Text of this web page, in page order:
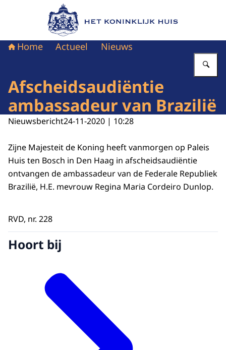
Naar de homepage van Het Koninklijk Huis
Home Actueel Nieuws
Afscheidsaudiëntie
ambassadeur van Brazilië
Nieuwsbericht24-11-2020 | 10:28
Zijne Majesteit de Koning heeft vanmorgen op Paleis
Huis ten Bosch in Den Haag in afscheidsaudiëntie
ontvangen de ambassadeur van de Federale Republiek
Brazilië, H.E. mevrouw Regina Maria Cordeiro Dunlop.
RVD, nr. 228
Hoort bij